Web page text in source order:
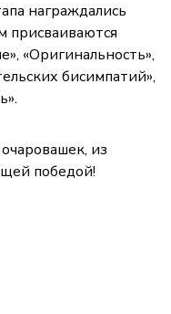
награждались
присваиваются
«Оригинальность»,
бисимпатий»,
из
победой!